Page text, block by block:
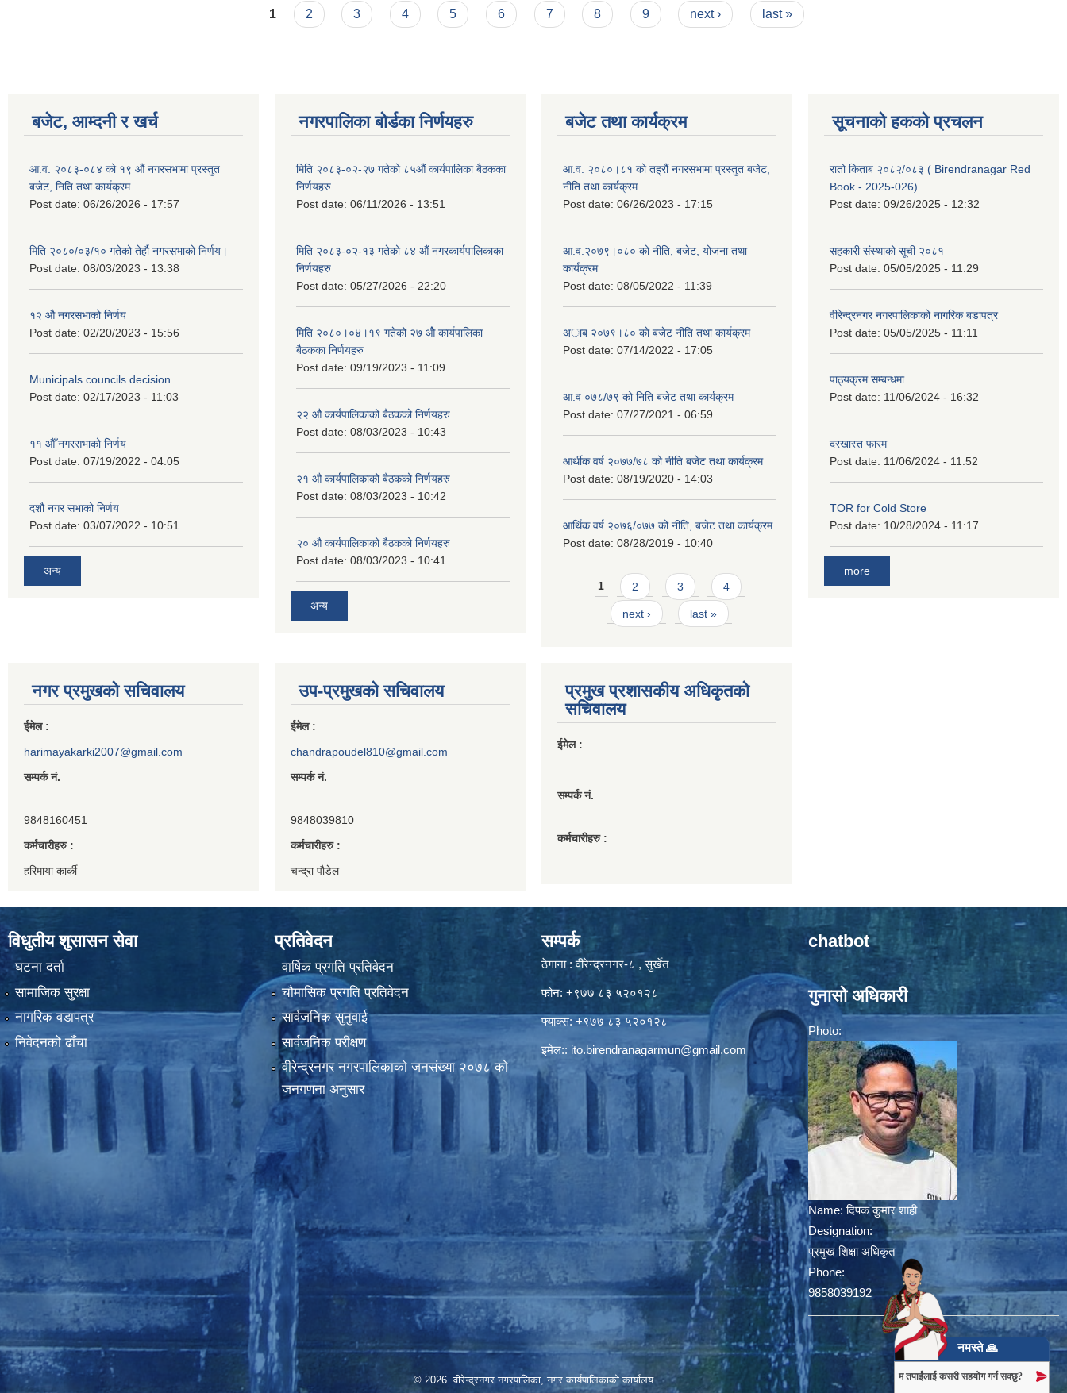
1 2 3 4 5 6 7 8 9 next › last »
बजेट, आम्दनी र खर्च
आ.व. २०८३-०८४ को १९ औं नगरसभामा प्रस्तुत
बजेट, निति तथा कार्यक्रम
Post date: 06/26/2026 - 17:57
मिति २०८०/०३/१० गतेको तेर्हौ नगरसभाको निर्णय।
Post date: 08/03/2023 - 13:38
१२ औ नगरसभाको निर्णय
Post date: 02/20/2023 - 15:56
Municipals councils decision
Post date: 02/17/2023 - 11:03
११ ‌औँ नगरसभाको निर्णय
Post date: 07/19/2022 - 04:05
दशौ नगर सभाको निर्णय
Post date: 03/07/2022 - 10:51
अन्य
नगरपालिका बोर्डका निर्णयहरु
मिति २०८३-०२-२७ गतेको ८५औं कार्यपालिका बैठकका
निर्णयहरु
Post date: 06/11/2026 - 13:51
मिति २०८३-०२-१३ गतेको ८४ औं नगरकार्यपालिकाका
निर्णयहरु
Post date: 05/27/2026 - 22:20
मिति २०८०।०४।१९ गतेको २७ ‌‍‌ओेै कार्यपालिका
बैठकका निर्णयहरु
Post date: 09/19/2023 - 11:09
२‍२ औ कार्यपालिकाको बैठकको निर्णयहरु
Post date: 08/03/2023 - 10:43
२‍१ औ कार्यपालिकाको बैठकको निर्णयहरु
Post date: 08/03/2023 - 10:42
२‍० औ कार्यपालिकाको बैठकको निर्णयहरु
Post date: 08/03/2023 - 10:41
अन्य
बजेट तथा कार्यक्रम
आ.व. २०८०।८१ को तह्रौं नगरसभामा प्रस्तुत बजेट,
नीति तथा कार्यक्रम
Post date: 06/26/2023 - 17:15
आ.व.२०७९।०८० को नीति, बजेट, योजना तथा
कार्यक्रम
Post date: 08/05/2022 - 11:39
अाब २०७९।८० काे बजेट नीति तथा कार्यक्रम
Post date: 07/14/2022 - 17:05
आ.व ०७८/७९ को निति बजेट तथा कार्यक्रम
Post date: 07/27/2021 - 06:59
आर्थीक वर्ष २०७७/७८ को नीति बजेट तथा कार्यक्रम
Post date: 08/19/2020 - 14:03
आर्थिक वर्ष २०७६/०७७ को नीति, बजेट तथा कार्यक्रम
Post date: 08/28/2019 - 10:40
Pages
1 2 3 4
next › last »
सूचनाको हकको प्रचलन
रातो किताब २०८२/०८३ ( Birendranagar Red
Book - 2025-026)
Post date: 09/26/2025 - 12:32
सहकारी संस्थाको सूची २०८१
Post date: 05/05/2025 - 11:29
वीरेन्द्रनगर नगरपालिकाको नागरिक बडापत्र
Post date: 05/05/2025 - 11:11
पाठ्यक्रम सम्बन्धमा
Post date: 11/06/2024 - 16:32
दरखास्त फारम
Post date: 11/06/2024 - 11:52
TOR for Cold Store
Post date: 10/28/2024 - 11:17
more
नगर प्रमुखको सचिवालय
ईमेल :
harimayakarki2007@gmail.com
सम्पर्क नं.
9848160451
कर्मचारीहरु :
हरिमाया कार्की
उप-प्रमुखको सचिवालय
ईमेल :
chandrapoudel810@gmail.com
सम्पर्क नं.
9848039810
कर्मचारीहरु :
चन्द्रा पौडेल
प्रमुख प्रशासकीय अधिकृतको
सचिवालय
ईमेल :
सम्पर्क नं.
कर्मचारीहरु :
विधुतीय शुसासन सेवा
घटना दर्ता
सामाजिक सुरक्षा
नागरिक वडापत्र
निवेदनको ढाँचा
प्रतिवेदन
वार्षिक प्रगति प्रतिवेदन
चौमासिक प्रगति प्रतिवेदन
सार्वजनिक सुनुवाई
सार्वजनिक परीक्षण
वीरेन्द्रनगर नगरपालिकाकाे जनसंख्या २०७८ काे
जनगणना अनुसार
सम्पर्क
ठेगाना : वीरेन्द्रनगर-८ , सुर्खेत
फोन: +९७७ ८३ ५२०१२८
फ्याक्स: +९७७ ८३ ५२०१२८
इमेल:: ito.birendranagarmun@gmail.com
chatbot
गुनासो अधिकारी
Photo:
Name:दिपक कुमार शाही
Designation:
प्रमुख शिक्षा अधिकृत
Phone:
9858039192
© 2026 वीरेन्द्रनगर नगरपालिका, नगर कार्यपालिकाको कार्यालय
नमस्ते 🙏
म तपाईंलाई कसरी सहयोग गर्न सक्छु?